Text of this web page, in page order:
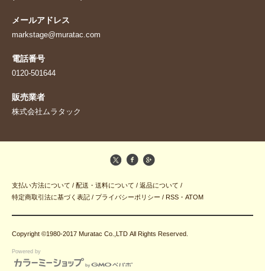
メールアドレス
markstage@muratac.com
電話番号
0120-501644
販売業者
株式会社ムラタック
支払い方法について / 配送・送料について / 返品について /
特定商取引法に基づく表記 / プライバシーポリシー / RSS ・ ATOM
Copyright ©1980-2017 Muratac Co.,LTD All Rights Reserved.
Powered by